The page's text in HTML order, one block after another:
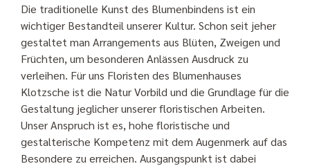
Die traditionelle Kunst des Blumenbindens ist ein
wichtiger Bestandteil unserer Kultur. Schon seit jeher
gestaltet man Arrangements aus Blüten, Zweigen und
Früchten, um besonderen Anlässen Ausdruck zu
verleihen. Für uns Floristen des Blumenhauses
Klotzsche ist die Natur Vorbild und die Grundlage für die
Gestaltung jeglicher unserer floristischen Arbeiten.
Unser Anspruch ist es, hohe floristische und
gestalterische Kompetenz mit dem Augenmerk auf das
Besondere zu erreichen. Ausgangspunkt ist dabei